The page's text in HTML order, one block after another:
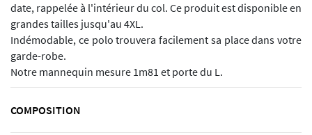
date, rappelée à l'intérieur du col. Ce produit est disponible en
grandes tailles jusqu'au 4XL.
Indémodable, ce polo trouvera facilement sa place dans votre
garde-robe.
Notre mannequin mesure 1m81 et porte du L.
COMPOSITION